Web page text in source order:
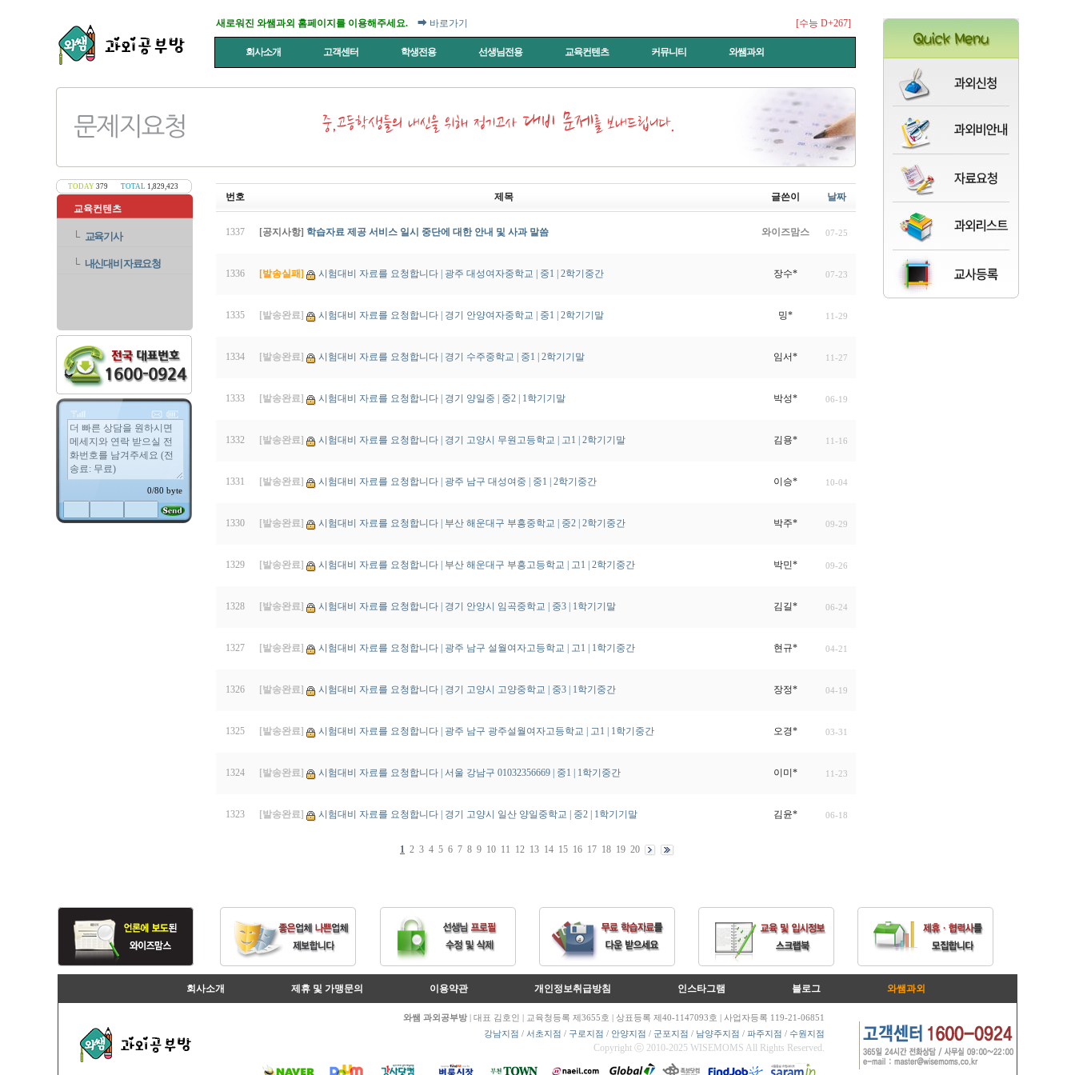
새로워진 와쌤과외 홈페이지를 이용해주세요. ➡ 바로가기 [수능 D+267]
회사소개 고객센터 학생전용 선생님전용 교육컨텐츠 커뮤니티 와쌤과외
번호 제목 글쓴이 날짜
1337 [공지사항] 학습자료 제공 서비스 일시 중단에 대한 안내 및 사과 말씀 와이즈맘스 07-25
1336 [발송실패] 시험대비 자료를 요청합니다 | 광주 대성여자중학교 | 중1 | 2학기중간 장수* 07-23
1335 [발송완료] 시험대비 자료를 요청합니다 | 경기 안양여자중학교 | 중1 | 2학기기말 밍* 11-29
1334 [발송완료] 시험대비 자료를 요청합니다 | 경기 수주중학교 | 중1 | 2학기기말 임서* 11-27
1333 [발송완료] 시험대비 자료를 요청합니다 | 경기 양일중 | 중2 | 1학기기말 박성* 06-19
1332 [발송완료] 시험대비 자료를 요청합니다 | 경기 고양시 무원고등학교 | 고1 | 2학기기말 김용* 11-16
1331 [발송완료] 시험대비 자료를 요청합니다 | 광주 남구 대성여중 | 중1 | 2학기중간 이승* 10-04
1330 [발송완료] 시험대비 자료를 요청합니다 | 부산 해운대구 부흥중학교 | 중2 | 2학기중간 박주* 09-29
1329 [발송완료] 시험대비 자료를 요청합니다 | 부산 해운대구 부흥고등학교 | 고1 | 2학기중간 박민* 09-26
1328 [발송완료] 시험대비 자료를 요청합니다 | 경기 안양시 임곡중학교 | 중3 | 1학기기말 김길* 06-24
1327 [발송완료] 시험대비 자료를 요청합니다 | 광주 남구 설월여자고등학교 | 고1 | 1학기중간 현규* 04-21
1326 [발송완료] 시험대비 자료를 요청합니다 | 경기 고양시 고양중학교 | 중3 | 1학기중간 장정* 04-19
1325 [발송완료] 시험대비 자료를 요청합니다 | 광주 남구 광주설월여자고등학교 | 고1 | 1학기중간 오경* 03-31
1324 [발송완료] 시험대비 자료를 요청합니다 | 서울 강남구 01032356669 | 중1 | 1학기중간 이미* 11-23
1323 [발송완료] 시험대비 자료를 요청합니다 | 경기 고양시 일산 양일중학교 | 중2 | 1학기기말 김윤* 06-18
1 2 3 4 5 6 7 8 9 10 11 12 13 14 15 16 17 18 19 20
TODAY 379 TOTAL 1,829,423
교육컨텐츠
└ 교육기사
└ 내신대비 자료요청
회사소개 제휴 및 가맹문의 이용약관 개인정보취급방침 인스타그램 블로그 와쌤과외
와쌤 과외공부방 | 대표 김호인 | 교육청등록 제3655호 | 상표등록 제40-1147093호 | 사업자등록 119-21-06851
강남지점 / 서초지점 / 구로지점 / 안양지점 / 군포지점 / 남양주지점 / 파주지점 / 수원지점
Copyright ⓒ 2010-2025 WISEMOMS All Rights Reserved .